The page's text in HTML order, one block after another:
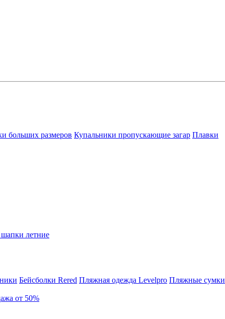
больших размеров Купальники пропускающие загар Плавки
шапки летние
Бейсболки Rered Пляжная одежда Levelpro Пляжные сумки
от 50%